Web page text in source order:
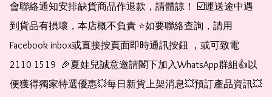
會聯絡通知安排缺貨商品作退款，請體諒！ ☑️運送途中遇
到貨品有損壞，本店概不負責 ⭐️如要聯絡查詢，請用
Facebook inbox或直接按頁面即時通訊按鈕 ，或可致電
2110 1519  🎉夏娃兒誠意邀請閣下加入WhatsApp群組👍以
便獲得獨家特選優惠💥每日新貨上架消息💥預訂產品資訊💥